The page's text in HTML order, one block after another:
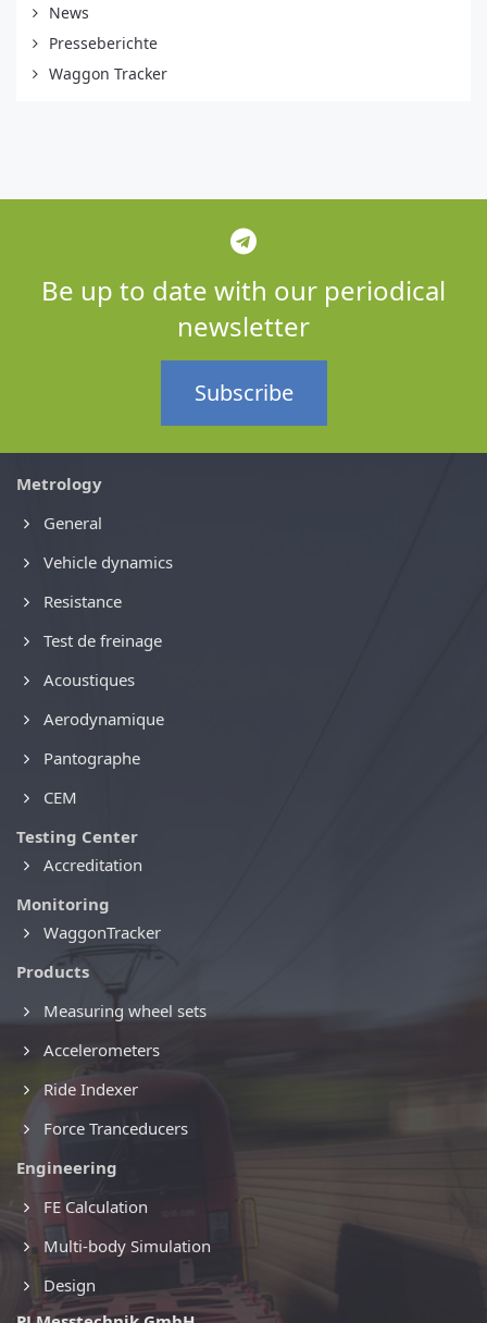
News
Presseberichte
Waggon Tracker
Be up to date with our periodical
newsletter
Subscribe
Metrology
General
Vehicle dynamics
Resistance
Test de freinage
Acoustiques
Aerodynamique
Pantographe
CEM
Testing Center
Accreditation
Monitoring
WaggonTracker
Products
Measuring wheel sets
Accelerometers
Ride Indexer
Force Tranceducers
Engineering
FE Calculation
Multi-body Simulation
Design